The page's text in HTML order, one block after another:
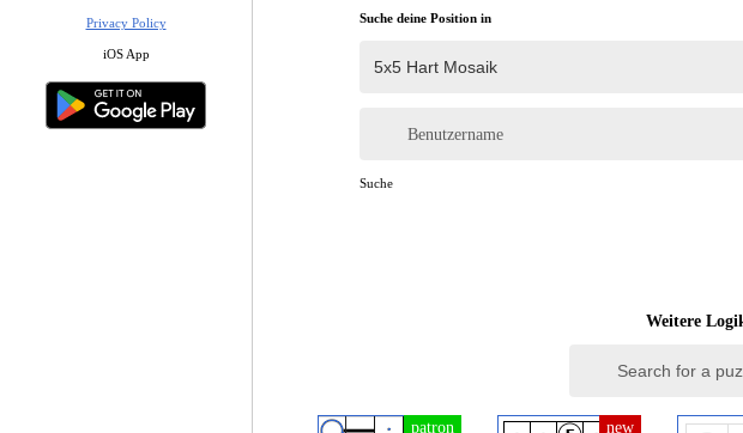
Privacy Policy
iOS App
Suche deine Position in
Benutzername
Suche
Weitere